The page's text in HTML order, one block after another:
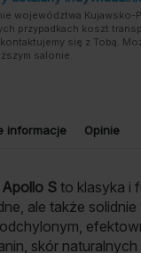
województwa Kujawsko-
przypadkach koszt
się z Tobą.
salonie.
informacje Opinie
Apollo Sto klasyka i
ale także
skór naturalnych